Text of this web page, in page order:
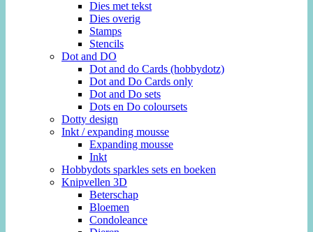
Dies met tekst
Dies overig
Stamps
Stencils
Dot and DO
Dot and do Cards (hobbydotz)
Dot and Do Cards only
Dot and Do sets
Dots en Do coloursets
Dotty design
Inkt / expanding mousse
Expanding mousse
Inkt
Hobbydots sparkles sets en boeken
Knipvellen 3D
Beterschap
Bloemen
Condoleance